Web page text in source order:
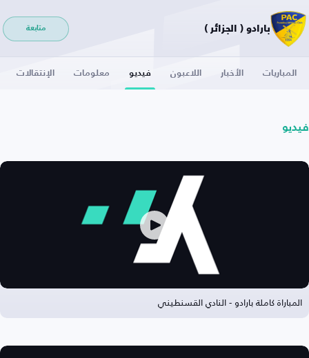
بارادو ( الجزائر ) متابعة
المباريات الأخبار اللاعبون فيديو معلومات الإنتقالات
فيديو
المباراة كاملة بارادو - النادي القسنطيني